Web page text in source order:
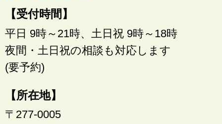
【受付時間】
平日 9時～21時、土日祝 9時～18時
夜間・土日祝の相談も対応します
(要予約)
【所在地】
〒277-0005